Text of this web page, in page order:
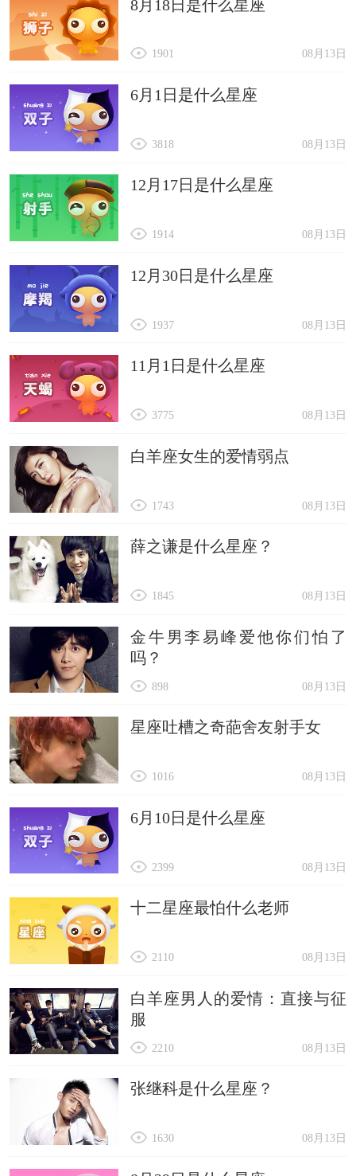
8月18日是什么星座
08月13日
1901
6月1日是什么星座
08月13日
3818
12月17日是什么星座
08月13日
1914
12月30日是什么星座
08月13日
1937
11月1日是什么星座
08月13日
3775
白羊座女生的爱情弱点
08月13日
1743
薛之谦是什么星座？
08月13日
1845
金牛男李易峰爱他你们怕了
吗？
08月13日
898
星座吐槽之奇葩舍友射手女
08月13日
1016
6月10日是什么星座
08月13日
2399
十二星座最怕什么老师
08月13日
2110
白羊座男人的爱情：直接与征
服
08月13日
2210
张继科是什么星座？
08月13日
1630